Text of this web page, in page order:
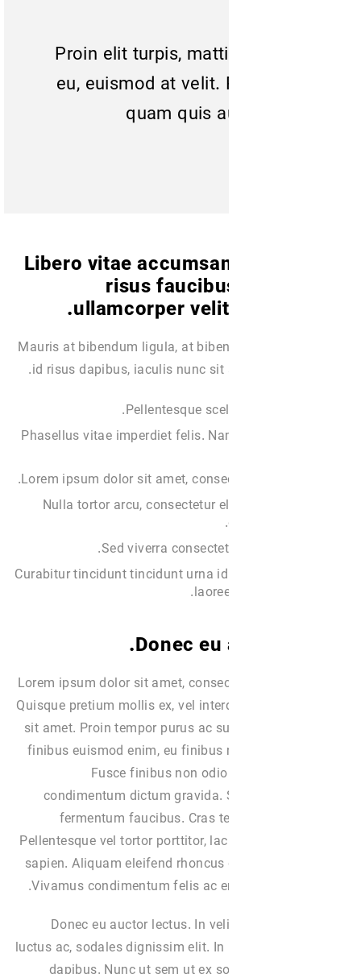
Proin elit turpis,
eu, euismod at velit.
Libero vitae
ullamcorper
Mauris at bibendum ligula, at
id risus dapibus, iaculis nunc sit
Phasellus vitae imperdiet felis.
Lorem ipsum dolor sit amet,
Nulla tortor arcu, consectetur
Curabitur tincidunt tincidunt urna
Lorem ipsum dolor sit amet,
Quisque pretium mollis ex, vel
sit amet. Proin tempor purus ac
finibus euismod enim, eu finibus
Fusce finibus non
condimentum dictum gravida.
fermentum faucibus. Cras
Pellentesque vel tortor porttitor,
sapien. Aliquam eleifend
Vivamus condimentum felis ac
Donec eu auctor lectus. In
luctus ac, sodales dignissim elit.